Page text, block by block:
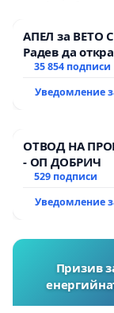
АПЕЛ за ВЕТО
Радев да
тъмното
35 854 подписи
Уведомление
ОТВОД НА
- ОП ДОБРИЧ
529 подписи
Уведомление
Призив